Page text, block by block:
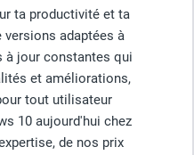
ta productivité et ta
adaptées à
à jour constantes qui
et améliorations,
tout utilisateur
10 aujourd'hui chez
de nos prix